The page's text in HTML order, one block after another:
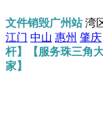
文件销毁广州站湾
江门 中山 惠州 肇庆
杆】【服务珠三角
家】